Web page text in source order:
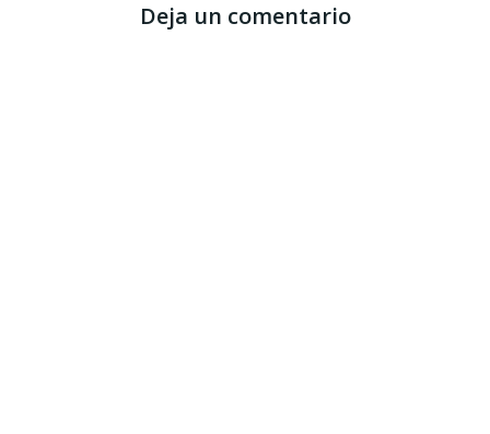
Deja un comentario